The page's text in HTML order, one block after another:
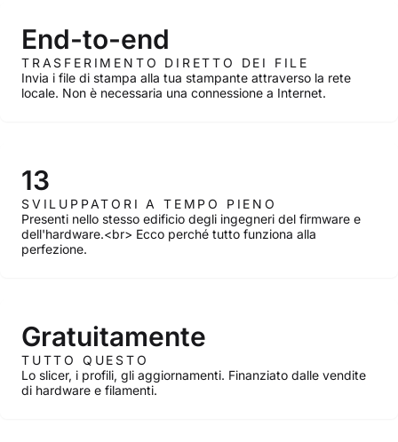
End-to-end
TRASFERIMENTO DIRETTO DEI FILE
Invia i file di stampa alla tua stampante attraverso la rete
locale. Non è necessaria una connessione a Internet.
13
SVILUPPATORI A TEMPO PIENO
Presenti nello stesso edificio degli ingegneri del firmware e
dell'hardware.<br> Ecco perché tutto funziona alla
perfezione.
Gratuitamente
TUTTO QUESTO
Lo slicer, i profili, gli aggiornamenti. Finanziato dalle vendite
di hardware e filamenti.